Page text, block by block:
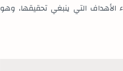
التي ينبغي تحقيقها، وهو